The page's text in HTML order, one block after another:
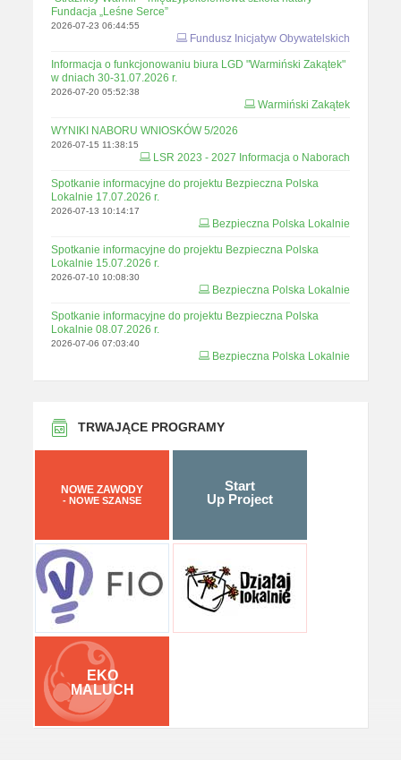
Fundacja „Leśne Serce”
2026-07-23 06:44:55
Fundusz Inicjatyw Obywatelskich
Informacja o funkcjonowaniu biura LGD "Warmiński Zakątek"
w dniach 30-31.07.2026 r.
2026-07-20 05:52:38
Warmiński Zakątek
WYNIKI NABORU WNIOSKÓW 5/2026
2026-07-15 11:38:15
LSR 2023 - 2027 Informacja o Naborach
Spotkanie informacyjne do projektu Bezpieczna Polska
Lokalnie 17.07.2026 r.
2026-07-13 10:14:17
Bezpieczna Polska Lokalnie
Spotkanie informacyjne do projektu Bezpieczna Polska
Lokalnie 15.07.2026 r.
2026-07-10 10:08:30
Bezpieczna Polska Lokalnie
Spotkanie informacyjne do projektu Bezpieczna Polska
Lokalnie 08.07.2026 r.
2026-07-06 07:03:40
Bezpieczna Polska Lokalnie
TRWAJĄCE PROGRAMY
NOWE ZAWODY
- NOWE SZANSE
Start
Up Project
EKO
MALUCH